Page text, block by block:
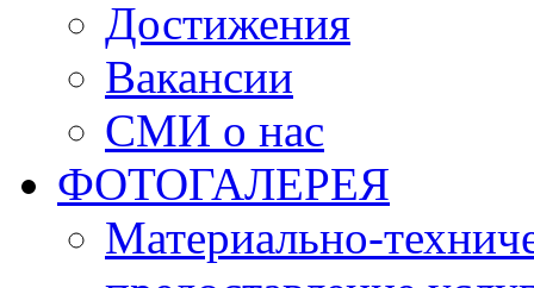
Достижения
Вакансии
СМИ о нас
ФОТОГАЛЕРЕЯ
Материально-